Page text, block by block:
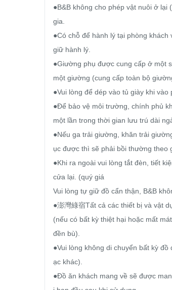
●B&B không cho phép vật nuôi ở
gia.
●Có chỗ để hành lý tại phòng
giữ hành lý.
●Giường phụ được cung cấp ở một
một giường (cung cấp toàn bộ
●Vui lòng để dép vào tủ giày khi
●Để bảo vệ môi trường, chính phủ
một lần trong thời gian lưu trú dài
●Nếu ga trải giường, khăn trải
ục được thì sẽ phải bồi thường theo
●Khi ra ngoài vui lòng tắt đèn, tiết
cửa lại. (quý giá
Vui lòng tự giữ đồ cẩn thận, B&B
●澎灣綠宿Tất cả các thiết bị và vật
(nếu có bất kỳ thiệt hại hoặc mất
đền bù).
●Vui lòng không di chuyển bất kỳ
ạc khác).
●Đồ ăn khách mang về sẽ được